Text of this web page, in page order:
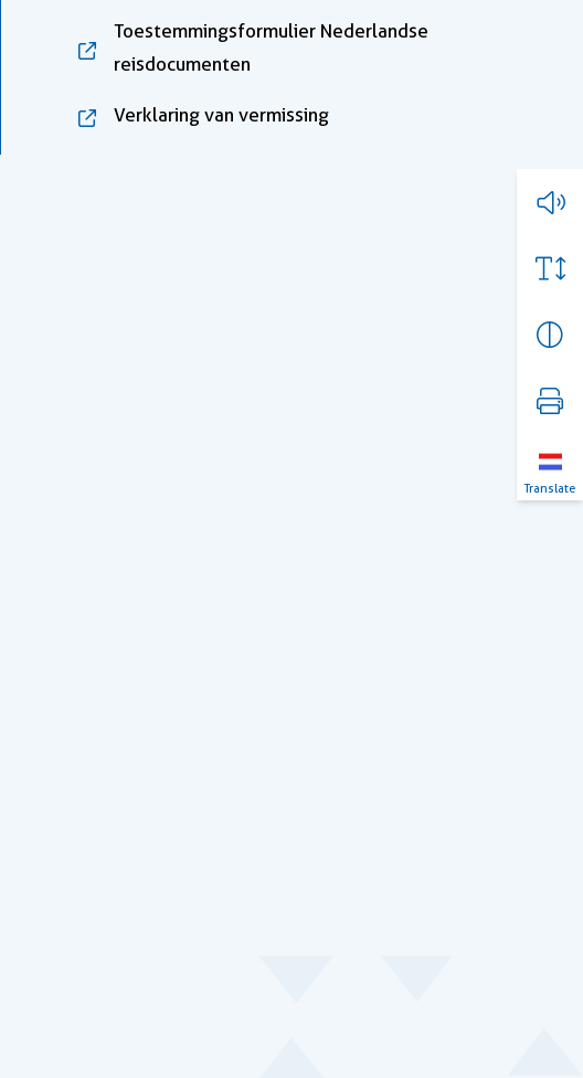
Translate
Toestemmingsformulier Nederlandse
reisdocumenten, opent in nieuw tabblad
Verklaring van vermissing, opent in nieuw tabblad